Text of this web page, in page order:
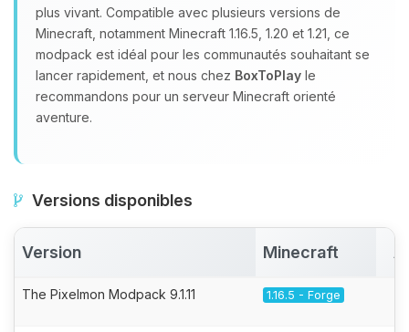
plus vivant. Compatible avec plusieurs versions de
Minecraft, notamment Minecraft 1.16.5, 1.20 et 1.21, ce
modpack est idéal pour les communautés souhaitant se
lancer rapidement, et nous chez BoxToPlay le
recommandons pour un serveur Minecraft orienté
aventure.
Versions disponibles
Version Minecraft
The Pixelmon Modpack 9.1.11 1.16.5 - Forge